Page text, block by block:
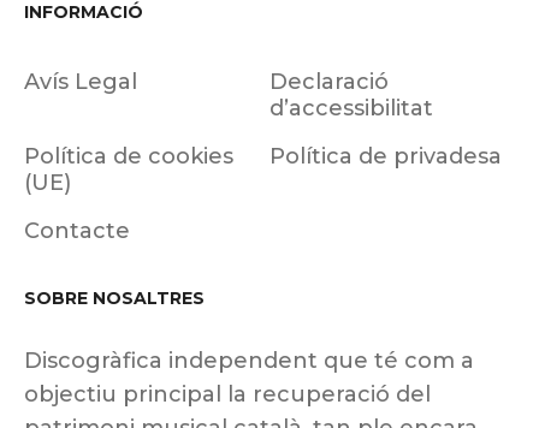
INFORMACIÓ
Avís Legal
Declaració
d’accessibilitat
Política de cookies
(UE)
Política de privadesa
Contacte
SOBRE NOSALTRES
Discogràfica independent que té com a
objectiu principal la recuperació del